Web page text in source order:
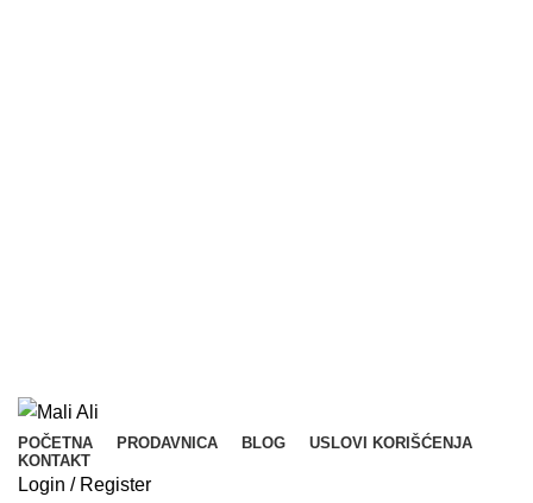
POČETNA PRODAVNICA BLOG
USLOVI KORIŠĆENJA
KONTAKT
Login / Register